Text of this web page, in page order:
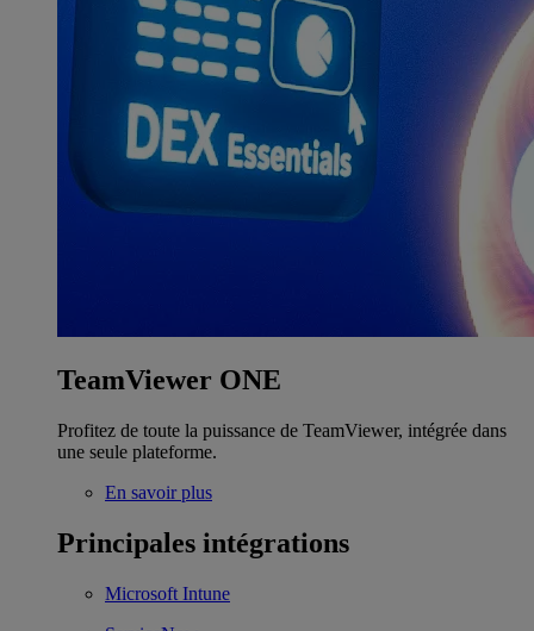
TeamViewer ONE
Profitez de toute la puissance de TeamViewer, intégrée dans
une seule plateforme.
En savoir plus
Principales intégrations
Microsoft Intune